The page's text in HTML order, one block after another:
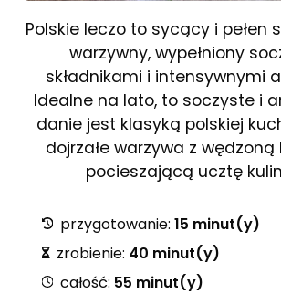
Polskie leczo to sycący i pełen
warzywny, wypełniony
składnikami i intensywnymi
Idealne na lato, to soczyste i
danie jest klasyką polskiej
dojrzałe warzywa z wędzoną
pocieszającą ucztę
przygotowanie: 15 minut(y)
zrobienie: 40 minut(y)
całość: 55 minut(y)